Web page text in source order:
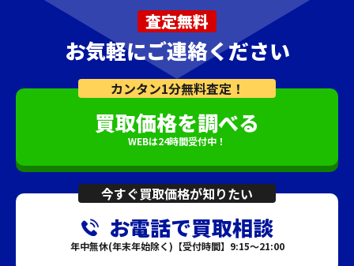
査定無料
お気軽にご連絡ください
カンタン1分無料査定！
買取価格を調べる
WEBは24時間受付中！
今すぐ買取価格が知りたい
お電話で買取相談
年中無休(年末年始除く)【受付時間】9:15～21:00